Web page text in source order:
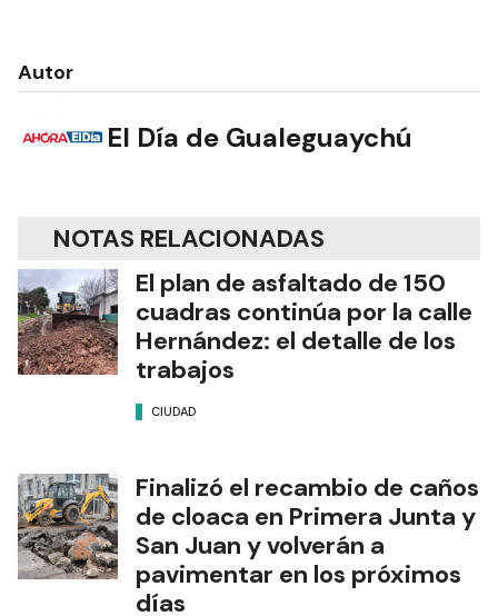
Autor
El Día de Gualeguaychú
NOTAS RELACIONADAS
El plan de asfaltado de 150
cuadras continúa por la calle
Hernández: el detalle de los
trabajos
CIUDAD
Finalizó el recambio de caños
de cloaca en Primera Junta y
San Juan y volverán a
pavimentar en los próximos
días